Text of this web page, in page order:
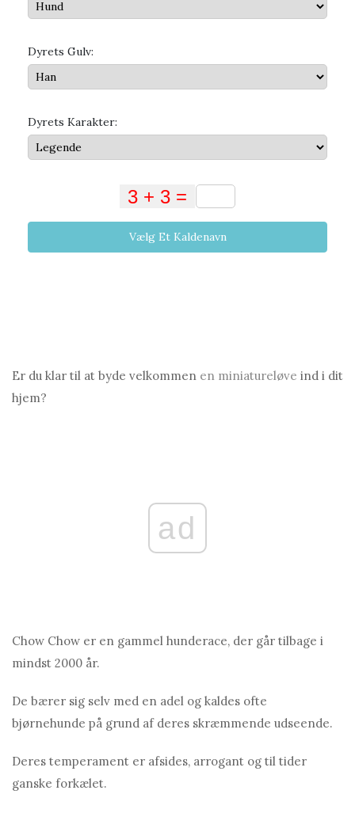
Dyrets Gulv:
Dyrets Karakter:
Vælg Et Kaldenavn
Er du klar til at byde velkommen en miniatureløve ind i dit
hjem?
ad
Chow Chow er en gammel hunderace, der går tilbage i
mindst 2000 år.
De bærer sig selv med en adel og kaldes ofte
bjørnehunde på grund af deres skræmmende udseende.
Deres temperament er afsides, arrogant og til tider
ganske forkælet.